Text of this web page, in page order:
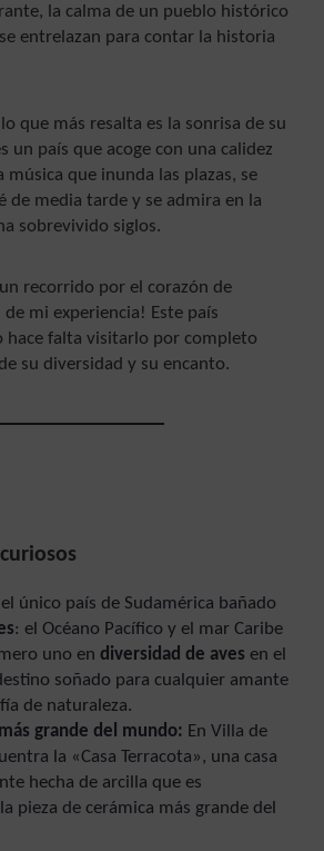
la calma de un pueblo histórico
entrelazan para contar la historia
que más resalta es la sonrisa de su
un país que acoge con una calidez
música que inunda las plazas, se
de media tarde y se admira en la
sobrevivido siglos.
recorrido por el corazón de
mi experiencia! Este país
hace falta visitarlo por completo
su diversidad y su encanto.
único país de Sudamérica bañado
: el Océano Pacífico y el mar Caribe
uno en diversidad de aves en el
soñado para cualquier amante
de naturaleza.
grande del mundo: En Villa de
la «Casa Terracota», una casa
hecha de arcilla que es
pieza de cerámica más grande del